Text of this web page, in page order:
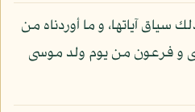
سياق آياتها، و ما أوردناه من
فرعون من يوم ولد موسى